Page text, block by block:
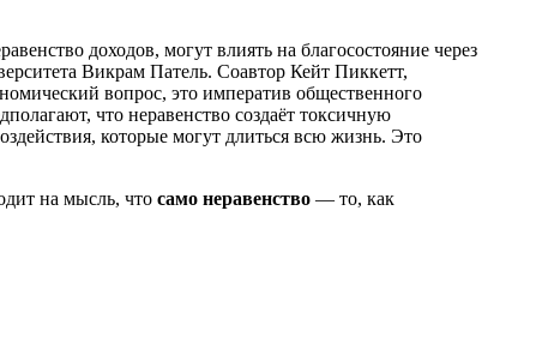
доходов, могут влиять на благосостояние через
Викрам Патель. Соавтор Кейт Пиккетт,
вопрос, это императив общественного
что неравенство создаёт токсичную
которые могут длиться всю жизнь. Это
на мысль, что само неравенство — то, как